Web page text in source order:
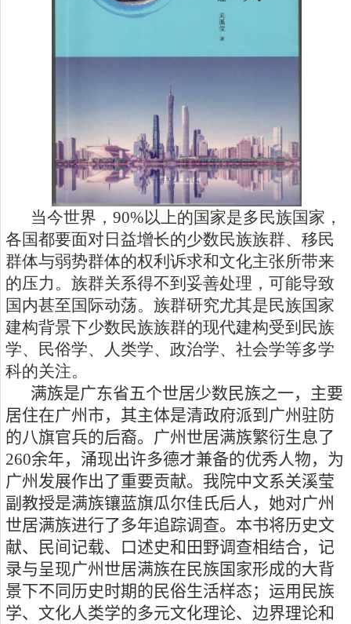
当今世界， 90%以上的国家是多民族国家，
各国都要面对日益增长的少数民族族群、移民
群体与弱势群体的权利诉求和文化主张所带来
的压力。族群关系得不到妥善处理，可能导致
国内甚至国际动荡。族群研究尤其是民族国家
建构背景下少数民族族群的现代建构受到民族
学、民俗学、人类学、政治学、社会学等多学
科的关注。
满族是广东省五个世居少数民族之一，主要
居住在广州市，其主体是清政府派到广州驻防
的八旗官兵的后裔。广州世居满族繁衍生息了
260余年，涌现出许多德才兼备的优秀人物，为
广州发展作出了重要贡献。我院中文系关溪莹
副教授是满族镶蓝旗瓜尔佳氏后人，她对广州
世居满族进行了多年追踪调查。本书将历史文
献、民间记载、口述史和田野调查相结合，记
录与呈现广州世居满族在民族国家形成的大背
景下不同历史时期的民俗生活样态；运用民族
学、文化人类学的多元文化理论、边界理论和